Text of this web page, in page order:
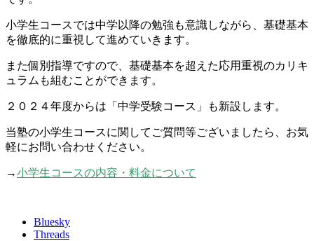
小学生コースでは中学以降の勉強も意識しながら、基礎基本
を徹底的に重視して進めていきます。
また個別指導ですので、基礎基本を超えた応用重視のカリキ
ュラムも組むことができます。
２０２４年度からは「中学受験コース」も新設します。
当塾の小学生コースに関してご質問等ございましたら、お気
軽にお問い合わせください。
→小学生コースの内容・料金について
Bluesky
Threads